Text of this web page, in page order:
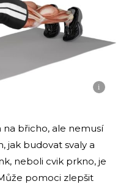
i
na břicho, ale nemusí
jak budovat svaly a
neboli cvik prkno, je
pomoci zlepšit